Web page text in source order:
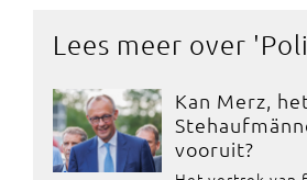
Lees meer over '
Kan Merz,
vooruit?